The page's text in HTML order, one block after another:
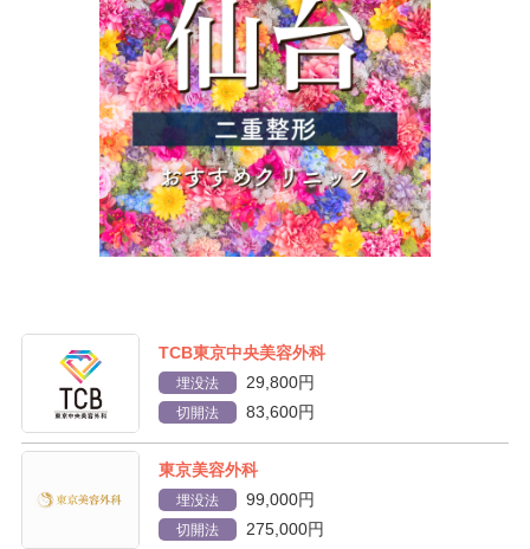
TCB東京中央美容外科
埋没法 29,800円
切開法 83,600円
東京美容外科
埋没法 99,000円
切開法 275,000円